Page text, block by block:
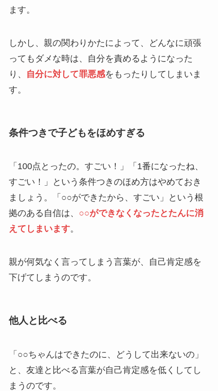
ます。
しかし、親の関わりかたによって、どんなに頑張
ってもダメな時は、自分を責めるようになった
り、
自分に対して罪悪感をもったりしてしまいま
す。
条件つきで子どもをほめすぎる
「100点とったの。すごい！」「1番になったね、
すごい！」という条件つきのほめ方はやめておき
ましょう。「○○ができたから、すごい」という根
拠のある自信は、 ○○ができなくなったとたんに消
えてしまいます。
親が何気なく言ってしまう言葉が、自己肯定感を
下げてしまうのです。
他人と比べる
「○○ちゃんはできたのに、どうして出来ないの」
と、友達と比べる言葉が自己肯定感を低くしてし
まうのです。